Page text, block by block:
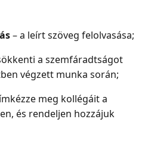
– a leírt szöveg felolvasása;
a szemfáradtságot
végzett munka során;
meg kollégáit a
és rendeljen hozzájuk